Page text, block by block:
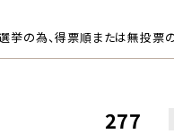
挙の為、得票順または無投票
277